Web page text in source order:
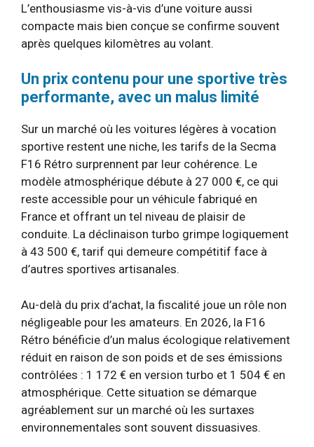
L’enthousiasme vis-à-vis d’une voiture aussi
compacte mais bien conçue se confirme souvent
après quelques kilomètres au volant.
Un prix contenu pour une sportive très
performante, avec un malus limité
Sur un marché où les voitures légères à vocation
sportive restent une niche, les tarifs de la Secma
F16 Rétro surprennent par leur cohérence. Le
modèle atmosphérique débute à 27 000 €, ce qui
reste accessible pour un véhicule fabriqué en
France et offrant un tel niveau de plaisir de
conduite. La déclinaison turbo grimpe logiquement
à 43 500 €, tarif qui demeure compétitif face à
d’autres sportives artisanales.
Au-delà du prix d’achat, la fiscalité joue un rôle non
négligeable pour les amateurs. En 2026, la F16
Rétro bénéficie d’un malus écologique relativement
réduit en raison de son poids et de ses émissions
contrôlées : 1 172 € en version turbo et 1 504 € en
atmosphérique. Cette situation se démarque
agréablement sur un marché où les surtaxes
environnementales sont souvent dissuasives.